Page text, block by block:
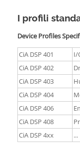
I profili
Device Profiles
CiA DSP 401
I/
CiA DSP 402
CiA DSP 403
CiA DSP 404
CiA DSP 406
CiA DSP 408
CiA DSP 4xx
...